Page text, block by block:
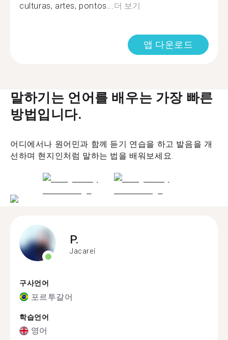
culturas, artes, pontos... 더 보기
앱 다운로드
말하기는 언어를 배우는 가장 빠른
방법입니다.
어디에서나 원어민과 함께 듣기 연습을 하고 발음을 개
선하며 현지인처럼 말하는 법을 배워보세요.
P.
Jacareí
구사언어
포르투갈어
학습언어
영어